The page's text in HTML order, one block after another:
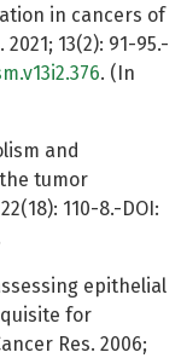
in cancers of
13(2): 91-95.-
. (In
and
tumor
110-8.-DOI:
epithelial
for
Res. 2006;